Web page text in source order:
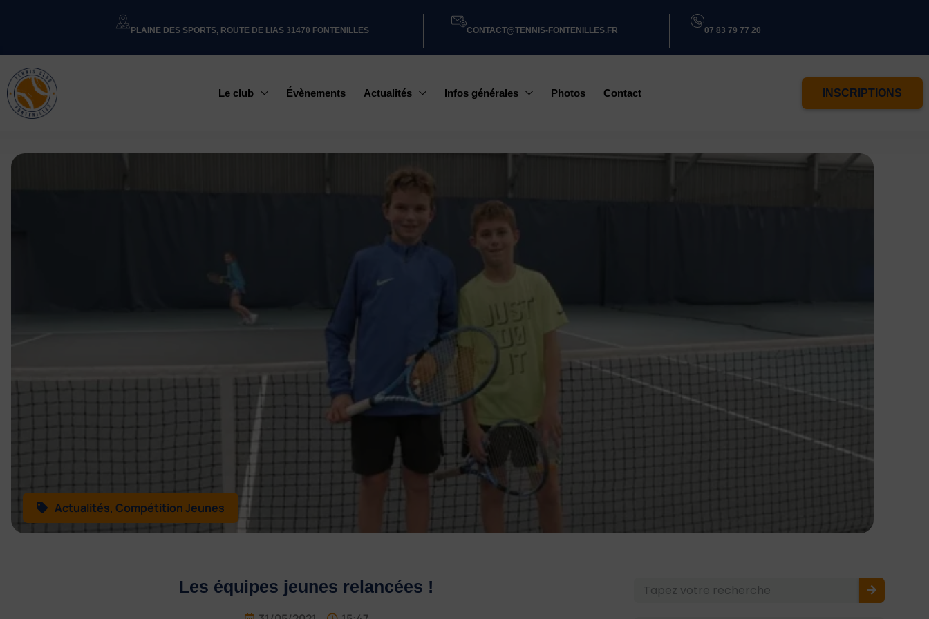
PLAINE DES SPORTS, ROUTE DE LIAS 31470 FONTENILLES CONTACT@TENNIS-FONTENILLES.FR 07 83 79 77 20
Le club Évènements Actualités Infos générales Photos Contact INSCRIPTIONS
Actualités, Compétition Jeunes
Les équipes jeunes relancées !